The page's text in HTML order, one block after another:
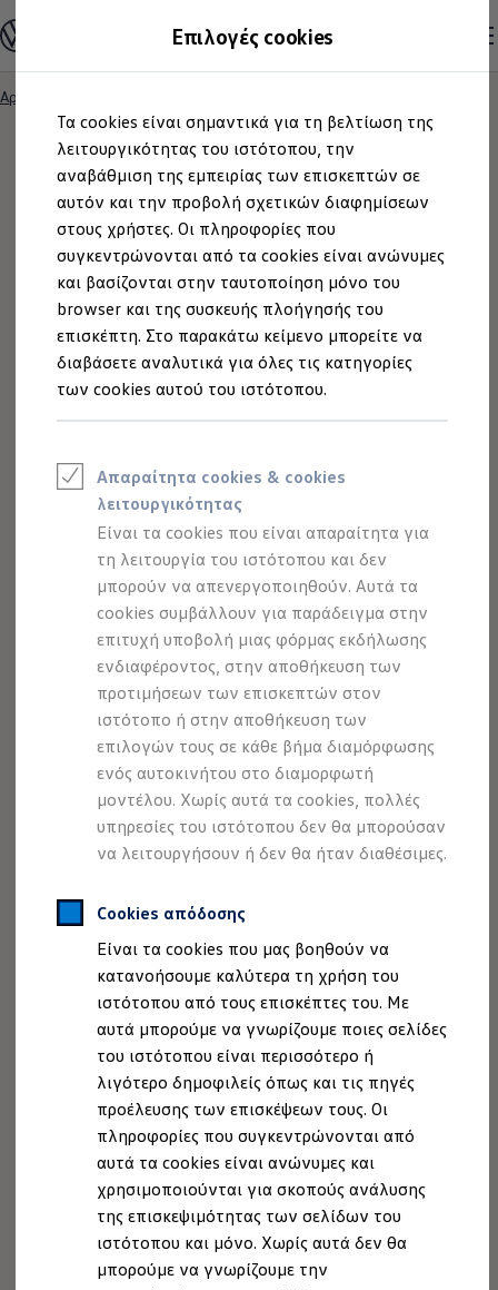
Επιλογές cookies
Τα cookies είναι σημαντικά για τη βελτίωση της
λειτουργικότητας του ιστότοπου, την
αναβάθμιση της εμπειρίας των επισκεπτών σε
αυτόν και την προβολή σχετικών διαφημίσεων
στους χρήστες. Οι πληροφορίες που
συγκεντρώνονται από τα cookies είναι ανώνυμες
και βασίζονται στην ταυτοποίηση μόνο του
browser και της συσκευής πλοήγησής του
επισκέπτη. Στο παρακάτω κείμενο μπορείτε να
διαβάσετε αναλυτικά για όλες τις κατηγορίες
των cookies αυτού του ιστότοπου.
Απαραίτητα cookies & cookies
λειτουργικότητας
Είναι τα cookies που είναι απαραίτητα για
τη λειτουργία του ιστότοπου και δεν
μπορούν να απενεργοποιηθούν. Αυτά τα
cookies συμβάλλουν για παράδειγμα στην
επιτυχή υποβολή μιας φόρμας εκδήλωσης
ενδιαφέροντος, στην αποθήκευση των
προτιμήσεων των επισκεπτών στον
ιστότοπο ή στην αποθήκευση των
επιλογών τους σε κάθε βήμα διαμόρφωσης
ενός αυτοκινήτου στο διαμορφωτή
μοντέλου. Χωρίς αυτά τα cookies, πολλές
υπηρεσίες του ιστότοπου δεν θα μπορούσαν
να λειτουργήσουν ή δεν θα ήταν διαθέσιμες.
Cookies απόδοσης
Είναι τα cookies που μας βοηθούν να
κατανοήσουμε καλύτερα τη χρήση του
ιστότοπου από τους επισκέπτες του. Με
αυτά μπορούμε να γνωρίζουμε ποιες σελίδες
του ιστότοπου είναι περισσότερο ή
λιγότερο δημοφιλείς όπως και τις πηγές
προέλευσης των επισκέψεων τους. Οι
πληροφορίες που συγκεντρώνονται από
αυτά τα cookies είναι ανώνυμες και
χρησιμοποιούνται για σκοπούς ανάλυσης
της επισκεψιμότητας των σελίδων του
ιστότοπου και μόνο. Χωρίς αυτά δεν θα
μπορούμε να γνωρίζουμε την
στο
περιεχόμενο
στο
footer
Ανακαλύψτε τα Μοντέλα
Διαμορφώστε το Volkswagen σας
Επαγγελματικά Οχήματα Volkswagen
Ηλεκτρικά & eHybrid μοντέλα
Ηλεκτρικά μοντέλα
ID.3 Neo
Νέο ID. Polo
ID.4
ID.4 GTX
ID.5
ID.5 GTX
ID.7
ID.7 GTX
ID. Buzz
ID. Buzz Cargo
ID. CROSS
eHybrid μοντέλα
Golf GTE
Νέο Tayron ehybrid
e-Tools για ηλεκτρικά αυτοκίνητα
Προσομοιωτής αυτονομίας
Προσομοιωτής χρόνου φόρτισης
Προσομοιωτής κόστους φόρτισης
ID. Ενημερώσεις λογισμικού
We Charge - Υπηρεσία Φόρτισης
Εύρεση δημόσιων σημείων φόρτισης
ID. Charger
Ενημέρωση ID.
Πλατφόρμα MEB
Μύθοι & Αλήθειες για την ηλεκτροκίνηση
Πού μπορώ να φορτίσω;
Πόσο μακριά μπορώ να φτάσω;
Πώς μπορώ να πληρώσω;
Πώς μπορώ να φορτίσω;
Η αντλία θερμότητας στα ID.
Η λειτουργία ανάκτησης ενέργειας κατά την
Το σύστημα πέδησης στα ID.
Διαθέσιμα νέα και μεταχειρισμένα αυτοκίνητα
Διαθέσιμα νέα αυτοκίνητα
Χρηματοδότηση και Leasing
Volkswagen Easy Living
Χρηματοδότηση Auto Credit
Χρηματοδότηση Classic Credit
Καινοτόμες Τεχνολογίες
Ιδιοκτήτες και υπηρεσίες After Sales
myVolkswagen
Service και γνήσια ανταλλακτικά
Επιθεώρηση & ΚΤΕΟ
Επισκευές & έλεγχοι
Λιπαντικά κινητήρα και υγρά
Τροχοί και ελαστικά
Οδική Βοήθεια
Volkswagen Service
Ανταλλακτικά Volkswagen
Γνήσια αξεσουάρ Volkswagen
Γνήσια αξεσουάρ Volkswagen ειδικά για κάθε
Εσωτερική και εξωτερική προστασία
Λύσεις μεταφοράς και αποσκευών
Αρχική
Ζητήστε μία προσφορά
Ζητήστε μία προσφορά για το νέο σαςVolkswagen